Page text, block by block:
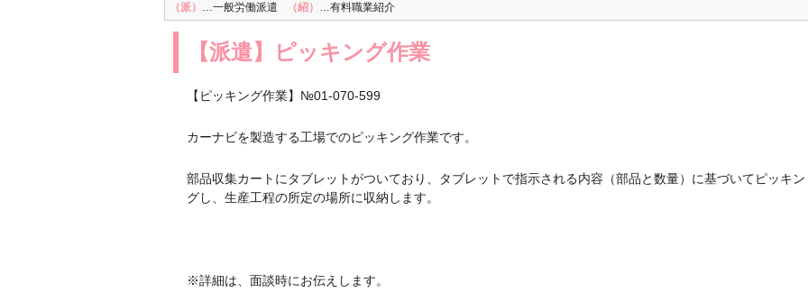
（派） …一般労働派遣 （紹） …有料職業紹介
【派遣】ピッキング作業
【ピッキング作業】№01-070-599
カーナビを製造する工場でのピッキング作業です。
部品収集カートにタブレットがついており、タブレットで指示される内容（部品と数量）に基づいてピッキン
グし、生産工程の所定の場所に収納します。
※詳細は、面談時にお伝えします。